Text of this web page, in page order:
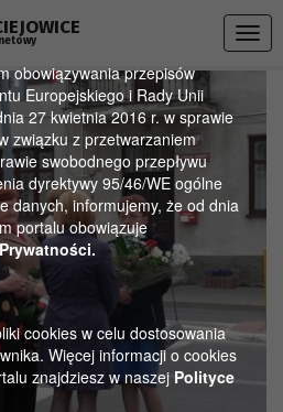
obowiązywania przepisów
Europejskiego i Rady Unii
27 kwietnia 2016 r. w sprawie
związku z przetwarzaniem
swobodnego przepływu
dyrektywy 95/46/WE ogólne
danych, informujemy, że od dnia
portalu obowiązuje
cookies w celu dostosowania
Więcej informacji o cookies
znajdziesz w naszej Polityce